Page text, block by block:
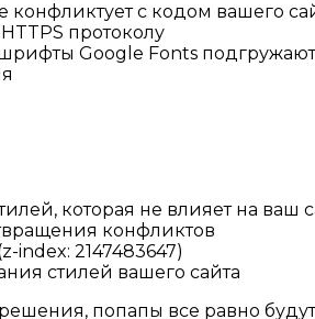
конфликтует с кодом вашего
протоколу
Google Fonts
которая не влияет на ваш
конфликтов
index: 2147483647)
стилей вашего сайта
попапы все равно